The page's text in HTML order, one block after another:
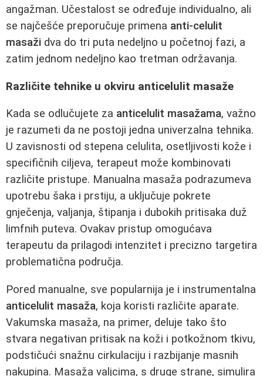
angažman. Učestalost se određuje individualno, ali
se najčešće preporučuje primena anti-celulit
masaži dva do tri puta nedeljno u početnoj fazi, a
zatim jednom nedeljno kao tretman održavanja.
Različite tehnike u okviru anticelulit masaže
Kada se odlučujete za anticelulit masažama, važno
je razumeti da ne postoji jedna univerzalna tehnika.
U zavisnosti od stepena celulita, osetljivosti kože i
specifičnih ciljeva, terapeut može kombinovati
različite pristupe. Manualna masaža podrazumeva
upotrebu šaka i prstiju, a uključuje pokrete
gnječenja, valjanja, štipanja i dubokih pritisaka duž
limfnih puteva. Ovakav pristup omogućava
terapeutu da prilagodi intenzitet i precizno targetira
problematična područja.
Pored manualne, sve popularnija je i instrumentalna
anticelulit masaža, koja koristi različite aparate.
Vakumska masaža, na primer, deluje tako što
stvara negativan pritisak na koži i potkožnom tkivu,
podstičući snažnu cirkulaciju i razbijanje masnih
nakupina. Masaža valjcima, s druge strane, simulira